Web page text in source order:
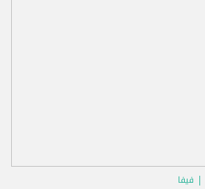
فيفا